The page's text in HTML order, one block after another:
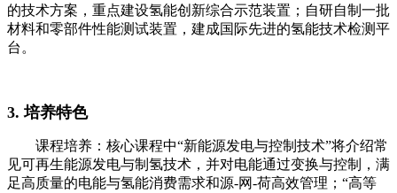
的技术方案，重点建设氢能创新综合示范装置；自研自制一批
材料和零部件性能测试装置，建成国际先进的氢能技术检测平
台。
3. 培养特色
课程培养：核心课程中“新能源发电与控制技术”将介绍常
见可再生能源发电与制氢技术，并对电能通过变换与控制，满
足高质量的电能与氢能消费需求和源-网-荷高效管理；“高等